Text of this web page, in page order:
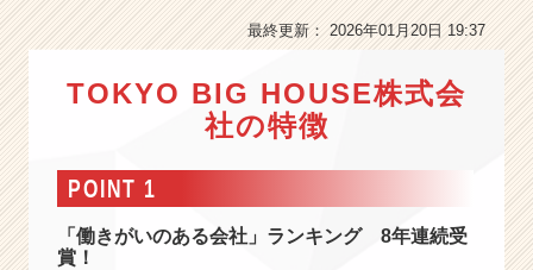
社
の
会
報
-
最終更新： 2026年01月20日 19:37
TOKYO BIG HOUSE株式会
社の特徴
POINT 1
「働きがいのある会社」ランキング 8年連続受
賞！